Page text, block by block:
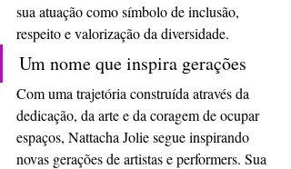
sua atuação como símbolo de inclusão,
respeito e valorização da diversidade.
Um nome que inspira gerações
Com uma trajetória construída através da
dedicação, da arte e da coragem de ocupar
espaços, Nattacha Jolie segue inspirando
novas gerações de artistas e performers. Sua